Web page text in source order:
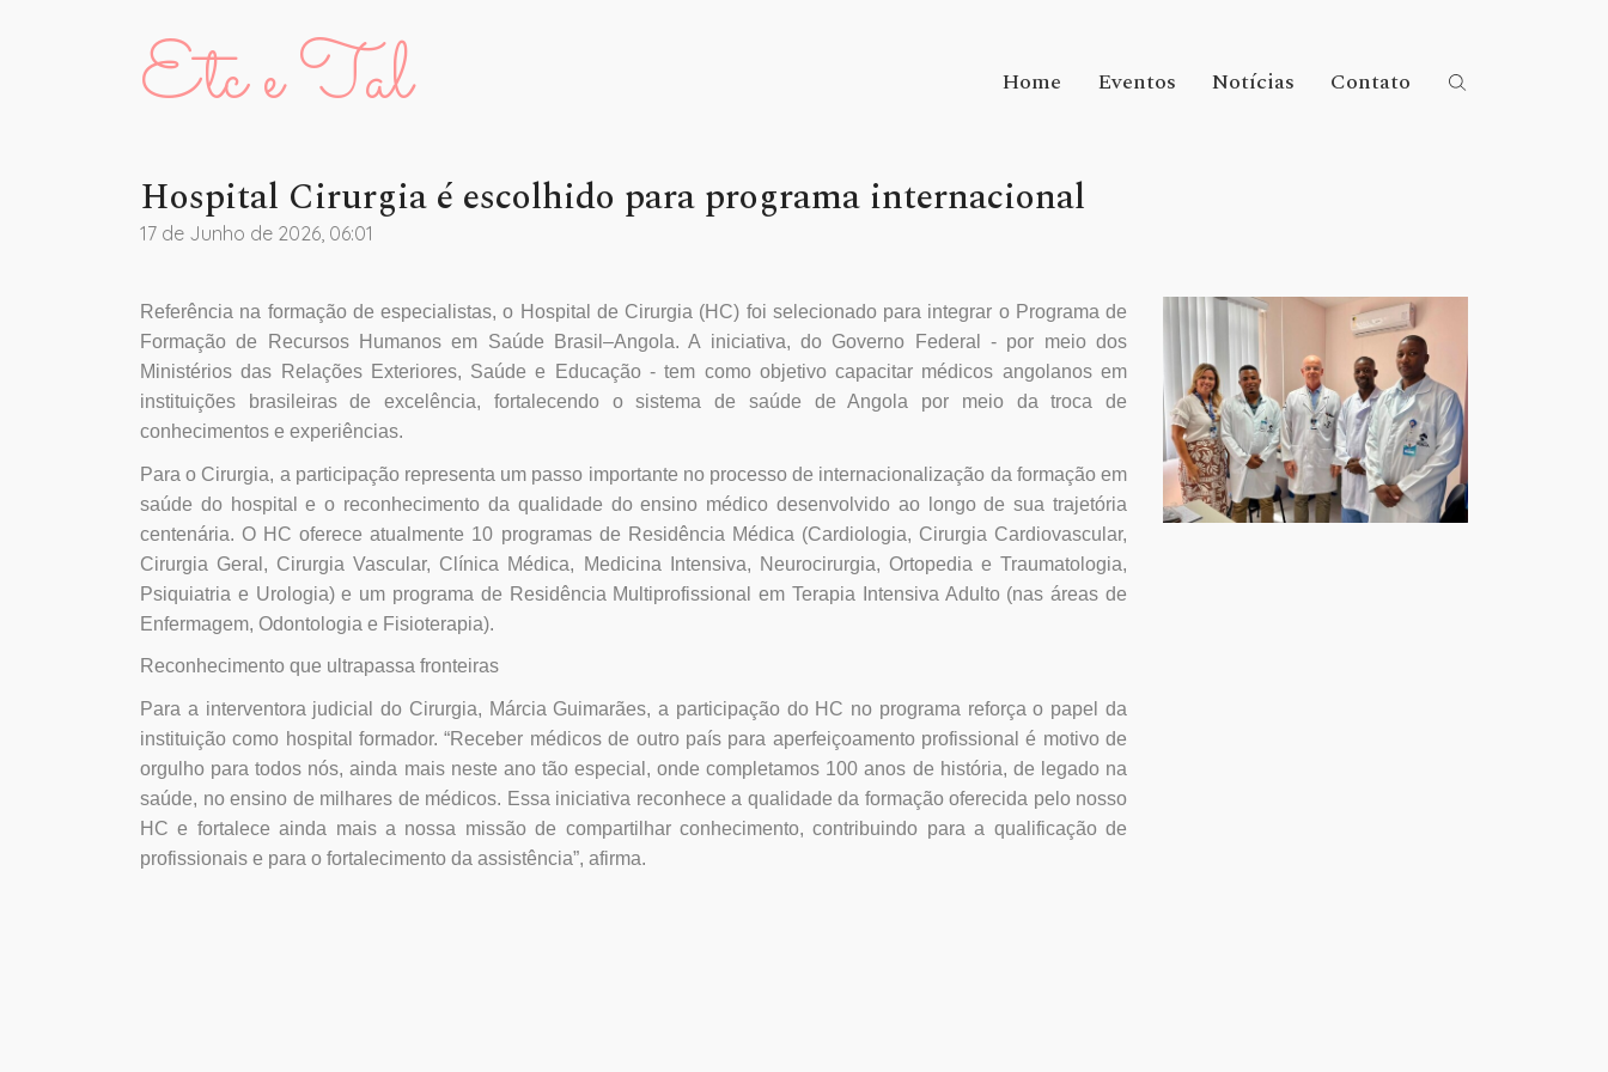
Etc e Tal Home Eventos Notícias Contato
Hospital Cirurgia é escolhido para programa internacional
17 de Junho de 2026, 06:01
Referência na formação de especialistas, o Hospital de Cirurgia (HC) foi selecionado para integrar o Programa de
Formação de Recursos Humanos em Saúde Brasil–Angola. A iniciativa, do Governo Federal - por meio dos
Ministérios das Relações Exteriores, Saúde e Educação - tem como objetivo capacitar médicos angolanos em
instituições brasileiras de excelência, fortalecendo o sistema de saúde de Angola por meio da troca de
conhecimentos e experiências.
Para o Cirurgia, a participação representa um passo importante no processo de internacionalização da formação em
saúde do hospital e o reconhecimento da qualidade do ensino médico desenvolvido ao longo de sua trajetória
centenária. O HC oferece atualmente 10 programas de Residência Médica (Cardiologia, Cirurgia Cardiovascular,
Cirurgia Geral, Cirurgia Vascular, Clínica Médica, Medicina Intensiva, Neurocirurgia, Ortopedia e Traumatologia,
Psiquiatria e Urologia) e um programa de Residência Multiprofissional em Terapia Intensiva Adulto (nas áreas de
Enfermagem, Odontologia e Fisioterapia).
Reconhecimento que ultrapassa fronteiras
Para a interventora judicial do Cirurgia, Márcia Guimarães, a participação do HC no programa reforça o papel da
instituição como hospital formador. “Receber médicos de outro país para aperfeiçoamento profissional é motivo de
orgulho para todos nós, ainda mais neste ano tão especial, onde completamos 100 anos de história, de legado na
saúde, no ensino de milhares de médicos. Essa iniciativa reconhece a qualidade da formação oferecida pelo nosso
HC e fortalece ainda mais a nossa missão de compartilhar conhecimento, contribuindo para a qualificação de
profissionais e para o fortalecimento da assistência”, afirma.